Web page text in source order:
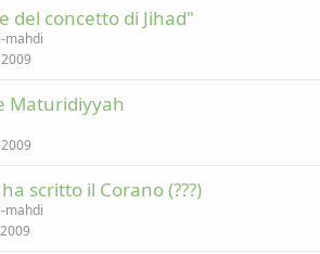
del concetto di Jihad"
mahdi
Maturidiyyah
scritto il Corano (???)
mahdi